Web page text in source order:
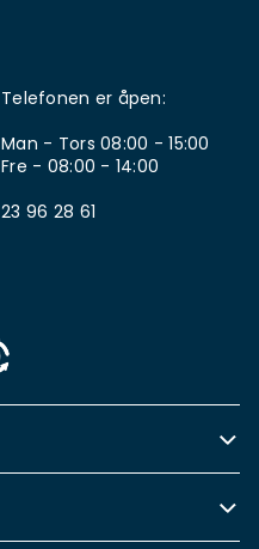
Telefonen er åpen:
Man - Tors 08:00 - 15:00
Fre - 08:00 - 14:00
23 96 28 61